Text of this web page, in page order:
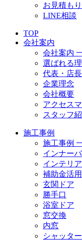
お見積も
LINE相談
TOP
会社案内
会社案内
選ばれる
代表・店
企業理念
会社概要
アクセス
スタッフ
施工事例
施工事例
インナー
インテリ
補助金活用
玄関ドア
勝手口
浴室ドア
窓交換
内窓
シャッタ